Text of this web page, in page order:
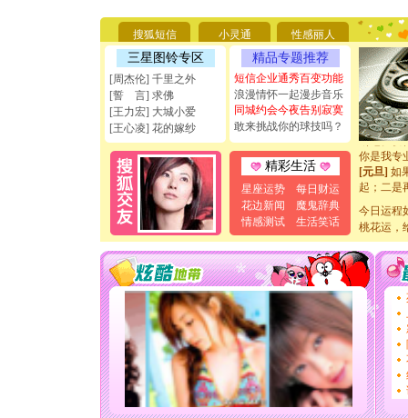
搜狐短信 小灵通 性感丽人
三星图铃专区
[周杰伦] 千里之外
[誓 言] 求佛
[王力宏] 大城小爱
[王心凌] 花的嫁纱
精品专题推荐
短信企业通秀百变功能
浪漫情怀一起漫步音乐
同城约会今夜告别寂寞
敢来挑战你的球技吗？
精彩生活
星座运势
每日财运
花边新闻
魔鬼辞典
情感测试
生活笑话
要平安！
[圣诞节]
能正大光
天都要快
[圣诞节]
如意,快
[元旦]看
断电。爱
你是我专
[元旦]如
起；二是
离。水晶
[元旦]当
泣，这痛
卖了。水
[春节]风
颜！冬
道一声平
[春节]
传
片叶子
送你一
[圣诞节]
你太多
要平安
[圣诞节]
能正大
今日运程
桃花运，